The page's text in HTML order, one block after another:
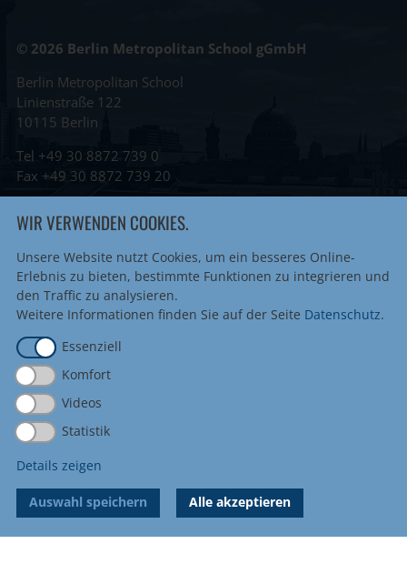
© 2026 Berlin Metropolitan School gGmbH
Berlin Metropolitan School
Linienstraße 122
10115 Berlin
Tel +49 30 8872 739 0
Fax +49 30 8872 739 20
admissions@metropolitanschool.com
job@metropolitanschool.com
Impressum |Sitemap
Datenschutz|Cookie-Einstellungen
Accreditations & Authorizations
WIR VERWENDEN COOKIES.
Unsere Website nutzt Cookies, um ein besseres Online-
Erlebnis zu bieten, bestimmte Funktionen zu integrieren und
den Traffic zu analysieren.
Weitere Informationen finden Sie auf der Seite Datenschutz.
Essenziell
Komfort
Videos
Statistik
Details zeigen
Auswahl speichern Alle akzeptieren